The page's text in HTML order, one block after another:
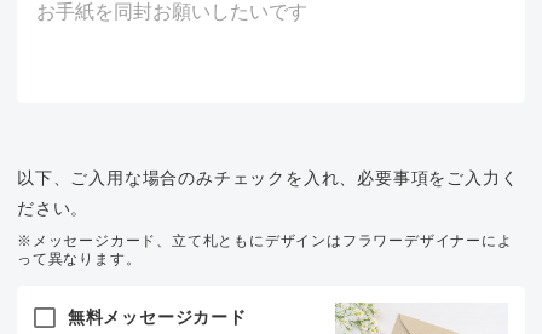
以下、ご入用な場合のみチェックを入れ、必要事項をご入力く
ださい。
※メッセージカード、立て札ともにデザインはフラワーデザイナーによ
って異なります。
無料メッセージカード